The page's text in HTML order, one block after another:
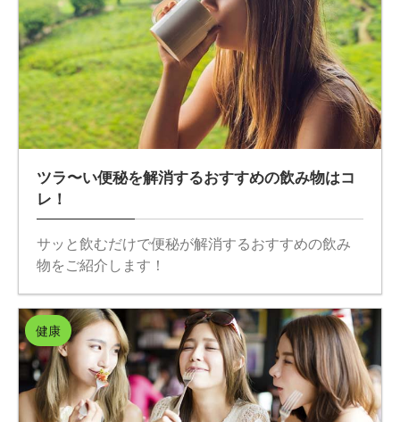
ツラ〜い便秘を解消するおすすめの飲み物はコ
レ！
サッと飲むだけで便秘が解消するおすすめの飲み
物をご紹介します！
健康